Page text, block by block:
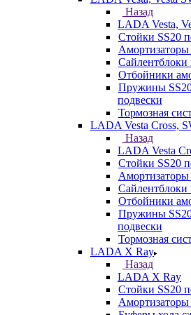
Назад
LADA Vesta,
Стойки SS20
Амортизаторы
Сайлентблоки
Отбойники
Пружины SS20
подвески
Тормозная
LADA Vesta Cross,
Назад
LADA Vesta
Стойки SS20
Амортизаторы
Сайлентблоки
Отбойники
Пружины SS20
подвески
Тормозная
LADA X Ray
Назад
LADA X Ray
Стойки SS20
Амортизаторы